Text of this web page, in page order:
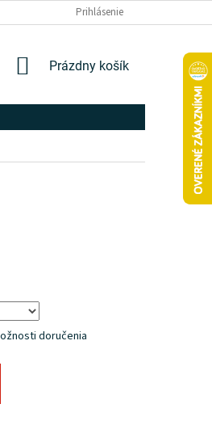
OSOBNÝCH ÚDAJOVPrihlásenie
NÁKUPNÝ
Prázdny košík
doručenia